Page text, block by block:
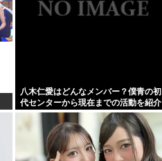
八木仁愛はどんなメンバー？僕青の初
代センターから現在までの活動を紹介